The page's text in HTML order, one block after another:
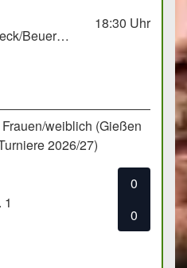
HSG Großen-Buseck/Beuern 1
18:30 Uhr
weiblich (Gießen
2026/27)
0
0